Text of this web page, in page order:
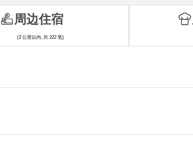
周边住宿
(2 公里以内, 共 222 笔)